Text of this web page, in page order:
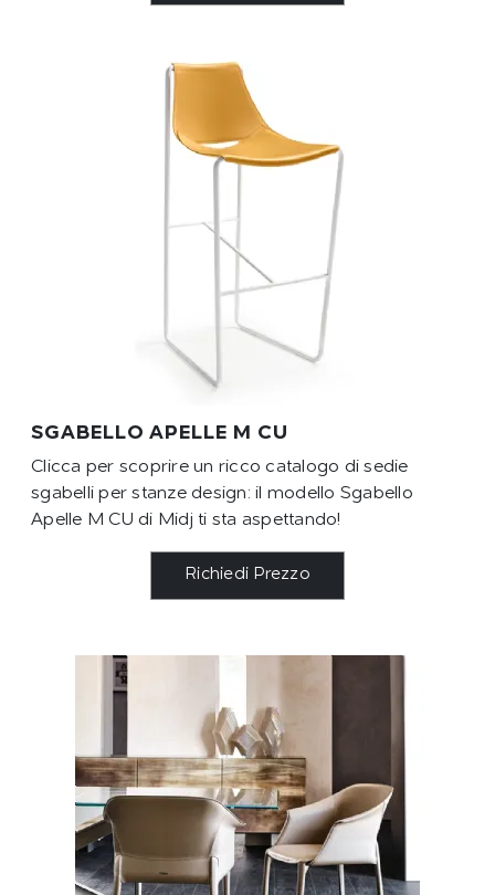
SGABELLO APELLE M CU
Clicca per scoprire un ricco catalogo di sedie
sgabelli per stanze design: il modello Sgabello
Apelle M CU di Midj ti sta aspettando!
Richiedi Prezzo